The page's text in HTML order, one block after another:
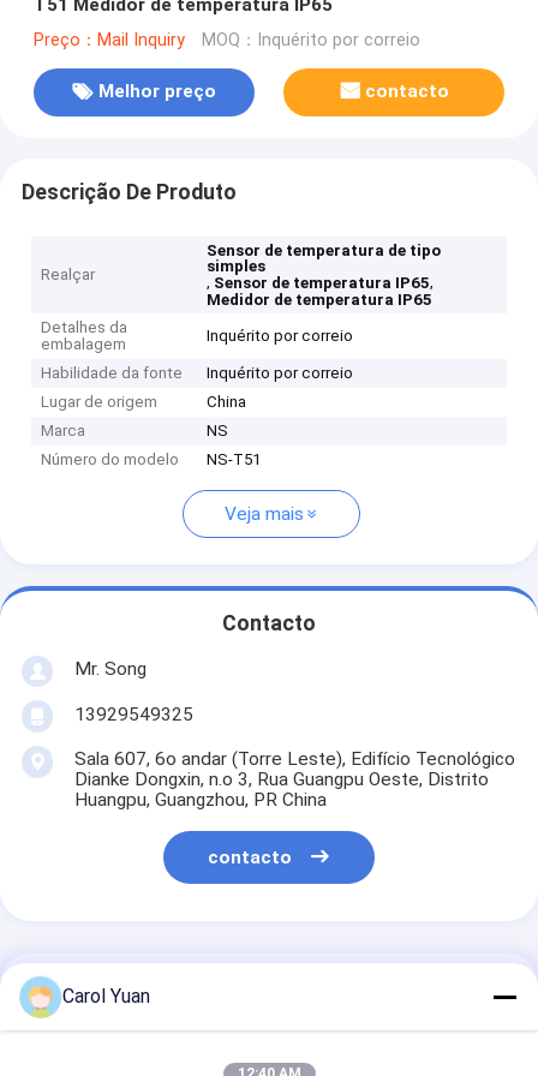
T51 Medidor de temperatura IP65
Preço：Mail Inquiry MOQ：Inquérito por correio
Melhor preço contacto
Descrição De Produto
Realçar
Sensor de temperatura de tipo
simples
, Sensor de temperatura IP65,
Medidor de temperatura IP65
Detalhes da
embalagem
Inquérito por correio
Habilidade da fonte
Inquérito por correio
Lugar de origem
China
Marca
NS
Número do modelo
NS-T51
Veja mais
Contacto
Mr. Song
13929549325
Sala 607, 6o andar (Torre Leste), Edifício Tecnológico
Dianke Dongxin, n.o 3, Rua Guangpu Oeste, Distrito
Huangpu, Guangzhou, PR China
contacto
Obter O Melhor Preço Para
Sensor de temperatura de
Carol Yuan